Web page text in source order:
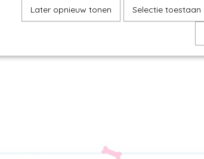
Later opnieuw tonen Selectie toestaan